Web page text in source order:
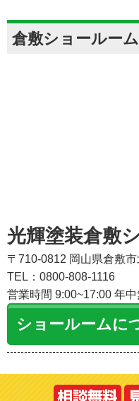
倉敷ショールー
光輝塗装倉敷
〒710-0812 岡山県倉敷
TEL：0800-808-1116
営業時間 9:00~17:00 年
ショールームに